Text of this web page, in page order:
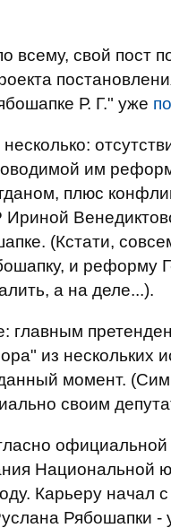
всему, свой пост
Р. Г." уже
им
плюс
(Кстати,
и реформу
а на деле...).
главным
из нескольких
момент.
своим
Национальной
Карьеру начал
Рябошапки